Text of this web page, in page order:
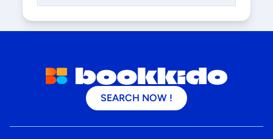
SEARCH NOW !